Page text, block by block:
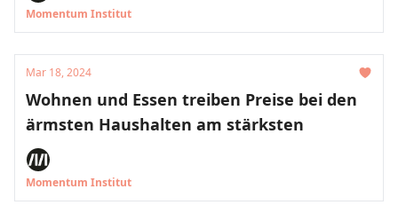
Momentum Institut
Mar 18, 2024
Wohnen und Essen treiben Preise bei den
ärmsten Haushalten am stärksten
Momentum Institut